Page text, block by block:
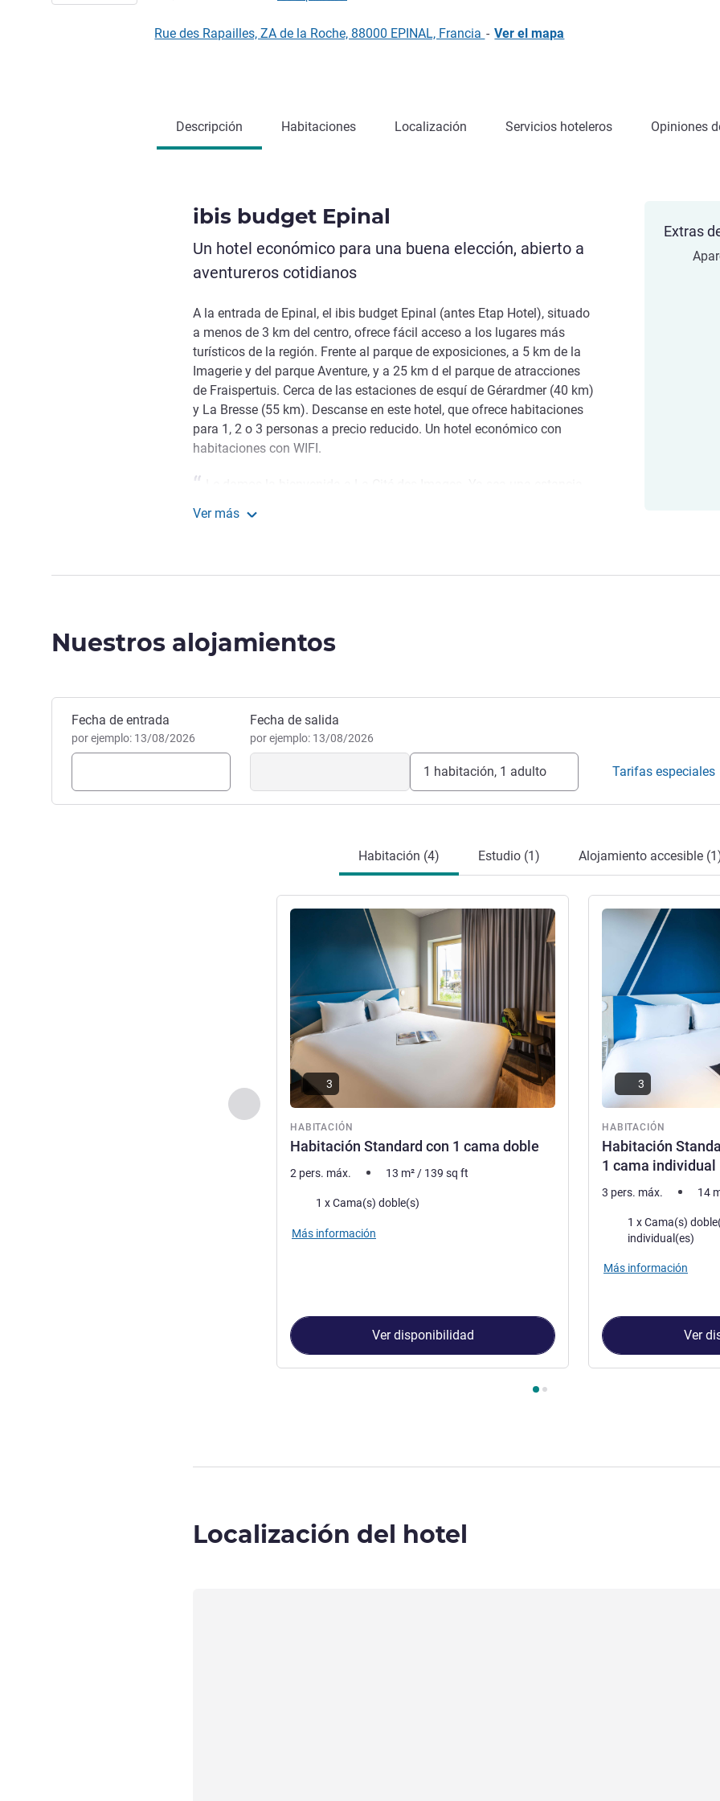
Rue des Rapailles, ZA de la Roche, 88000 EPINAL, Francia - Ver el mapa
Descripción Habitaciones Localización Servicios hoteleros Opiniones
ibis budget Epinal
Un hotel económico para una buena elección, abierto a
aventureros cotidianos
A la entrada de Epinal, el ibis budget Epinal (antes Etap Hotel), situado
a menos de 3 km del centro, ofrece fácil acceso a los lugares más
turísticos de la región. Frente al parque de exposiciones, a 5 km de la
Imagerie y del parque Aventure, y a 25 km d el parque de atracciones
de Fraispertuis. Cerca de las estaciones de esquí de Gérardmer (40 km)
y La Bresse (55 km). Descanse en este hotel, que ofrece habitaciones
para 1, 2 o 3 personas a precio reducido. Un hotel económico con
habitaciones con WIFI.
darle la bienvenida y compartir los mejores lugares de la ciudad y sus
Ver más
Extras
Nuestros alojamientos
Reservar este hotel
Fecha de entrada
por ejemplo: 13/08/2026
Fecha de salida
por ejemplo: 13/08/2026
1 habitación, 1 adulto Tarifas especiales
Habitación (4) Estudio (1) Alojamiento accesible
Anterior - Habitación
HABITACIÓN
Habitación Standard con 1 cama doble
Más información
3
2 pers. máx. 13 m² / 139 sq ft
Ropa de cama
1 x Cama(s) doble(s)
Más información
Ver disponibilidad
HABITACIÓN
Habitación
1 cama individual
Más información
3
3 pers. máx. 14
Ropa de cama
1 x Cama(s) doble(s) y 1 x
individual(es)
Más información
Ver
Localización del hotel